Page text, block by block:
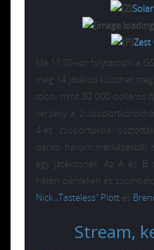
Solar
Zest
Ma 11:30-kor folytatódik a
még 14 játékos küzdhet
több, mint 30 000 dolláros
verseny a 2.
4-es csoportokba
darab három mérkőzésből
egy játékosnak. Az A és B
héten pénteken és
Nick „Tasteless” Plott és
Stream,